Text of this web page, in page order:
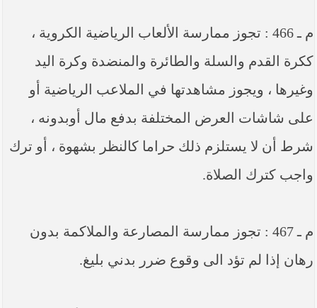
م ـ 466 : تجوز ممارسة الألعاب الرياضية الكروية ،
ككرة القدم والسلة والطائرة والمنضدة وكرة اليد
وغيرها ، ويجوز مشاهدتها في الملاعب الرياضية أو
على شاشات العرض المختلفة بدفع مال أوبدونه ،
شرط أن لا يستلزم ذلك حراما كالنظر بشهوة ، أو ترك
واجب كترك الصلاة.
م ـ 467 : تجوز ممارسة المصارعة والملاكمة بدون
رهان إذا لم تؤد الى وقوع ضرر بدني بليغ.